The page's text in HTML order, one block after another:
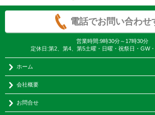
電話でお問い合わせ
営業時間:9時30分～17時30分
定休日:第2、第4、第5土曜・日曜・祝祭日・GW
ホーム
会社概要
お問合せ